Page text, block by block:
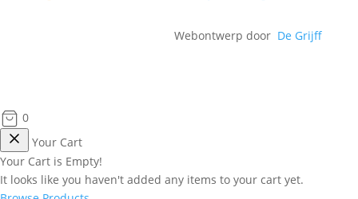
Webontwerp door De Grijff
0
Your Cart
Your Cart is Empty!
It looks like you haven't added any items to your cart yet.